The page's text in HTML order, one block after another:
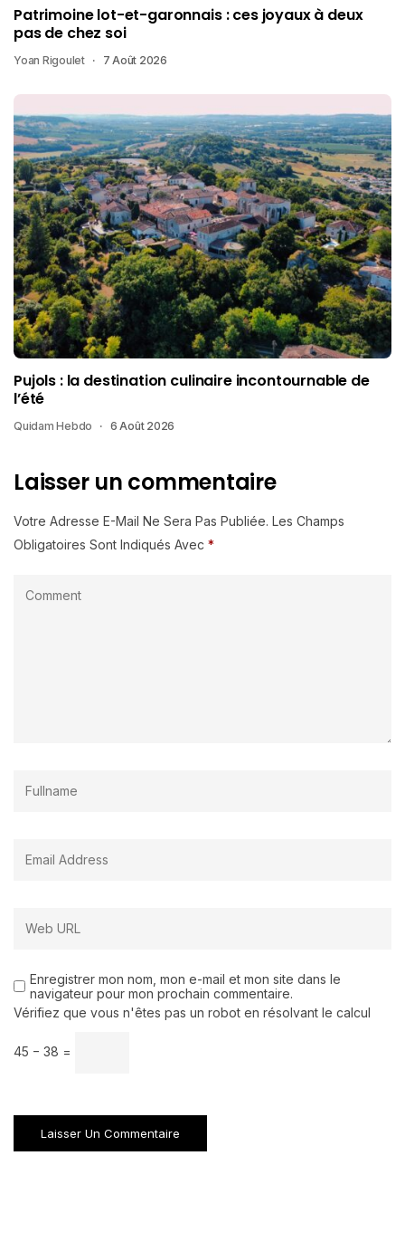
Patrimoine lot-et-garonnais : ces joyaux à deux
pas de chez soi
Yoan Rigoulet 7 Août 2026
Pujols : la destination culinaire incontournable de
l’été
Quidam Hebdo 6 Août 2026
Laisser un commentaire
Votre Adresse E-Mail Ne Sera Pas Publiée. Les Champs
Obligatoires Sont Indiqués Avec *
Enregistrer mon nom, mon e-mail et mon site dans le
navigateur pour mon prochain commentaire.
Vérifiez que vous n'êtes pas un robot en résolvant le calcul
45 − 38 =